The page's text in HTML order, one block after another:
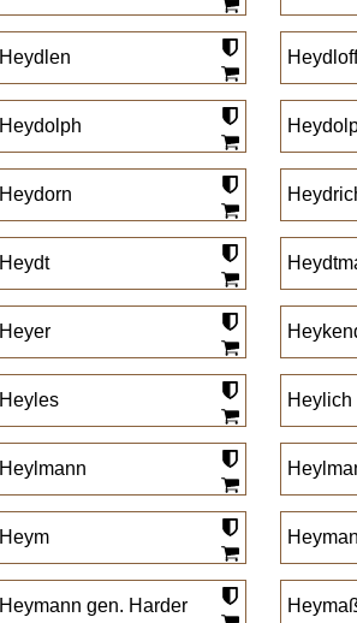
Heydlen Heydloff
Heydolph
Heydorn
Heydt
Heyer
Heyles Heylich
Heylmann
Heym
Heymann gen. Harder